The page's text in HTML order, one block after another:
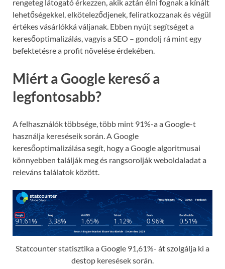
rengeteg látogató érkezzen, akik aztán élni fognak a kínált
lehetőségekkel, elköteleződjenek, feliratkozzanak és végül
értékes vásárlókká váljanak. Ebben nyújt segítséget a
keresőoptimalizálás, vagyis a SEO – gondolj rá mint egy
befektetésre a profit növelése érdekében.
Miért a Google kereső a
legfontosabb?
A felhasználók többsége, több mint 91%-a a Google-t
használja kereséseik során. A Google
keresőoptimalizálása segít, hogy a Google algoritmusai
könnyebben találják meg és rangsorolják weboldaladat a
releváns találatok között.
Statcounter statisztika a Google 91,61%- át szolgálja ki a
destop keresések során.